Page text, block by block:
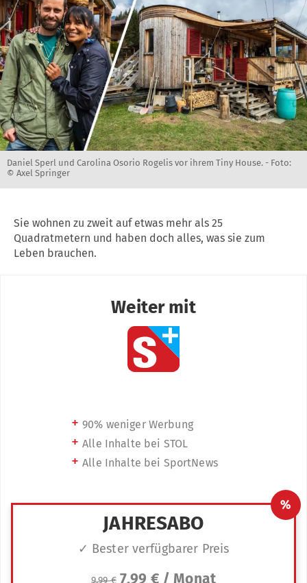
Daniel Sperl und Carolina Osorio Rogelis vor ihrem Tiny House. - Foto:
© Axel Springer
Sie wohnen zu zweit auf etwas mehr als 25
Quadratmetern und haben doch alles, was sie zum
Leben brauchen.